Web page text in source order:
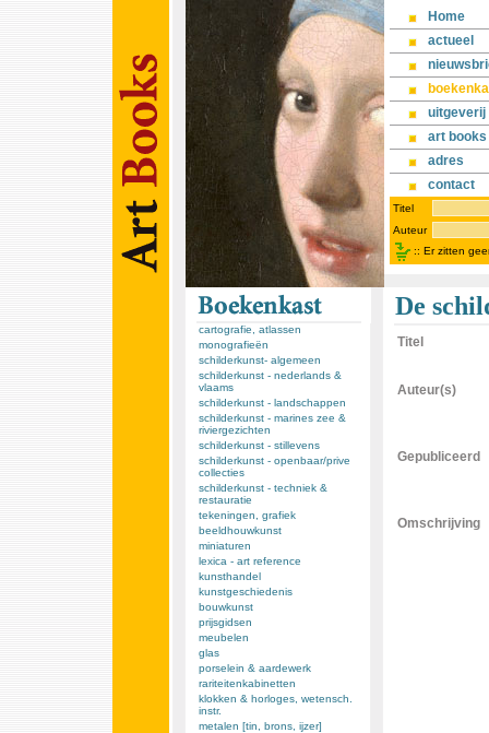
Home
actueel
uitgeverij
art books
adres
contact
Titel
Auteur
:: Er zitten
cartografie, atlassen
monografieën
schilderkunst- algemeen
schilderkunst - nederlands &
vlaams
schilderkunst - landschappen
schilderkunst - marines zee &
riviergezichten
schilderkunst - stillevens
schilderkunst - openbaar/prive
collecties
schilderkunst - techniek &
restauratie
tekeningen, grafiek
beeldhouwkunst
miniaturen
lexica - art reference
kunsthandel
kunstgeschiedenis
bouwkunst
prijsgidsen
meubelen
glas
porselein & aardewerk
rariteitenkabinetten
klokken & horloges, wetensch.
instr.
metalen [tin, brons, ijzer]
De
Titel
Auteur(s)
Gepubliceerd
Omschrijving